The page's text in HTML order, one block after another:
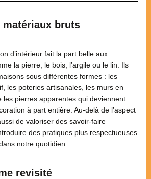
matériaux bruts
d’intérieur fait la part belle aux
la pierre, le bois, l’argile ou le lin. Ils
sous différentes formes : les
les poteries artisanales, les murs en
les pierres apparentes qui deviennent
à part entière. Au-delà de l’aspect
de valoriser des savoir-faire
des pratiques plus respectueuses
notre quotidien.
revisité